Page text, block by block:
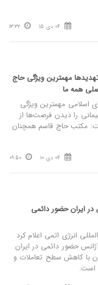
04 دی 15 13:32
مهمترین ویژگی حاج
همه ما
مهمترین ویژگی
را دیدن فرصت‌ها از
مکتب حاج قاسم همچنان
04 دی 10 09:50
ایران حضور دائمی
انرژی اتمی اعلام کرد
حضور دائمی در ایران
با کاهش سطح تعاملات و
است.